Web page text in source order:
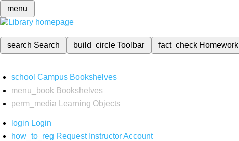
menu
search Search build_circleToolbar fact_check Homework
school Campus Bookshelves
menu_book Bookshelves
perm_media
Learning Objects
login Login
how_to_reg Request Instructor Account